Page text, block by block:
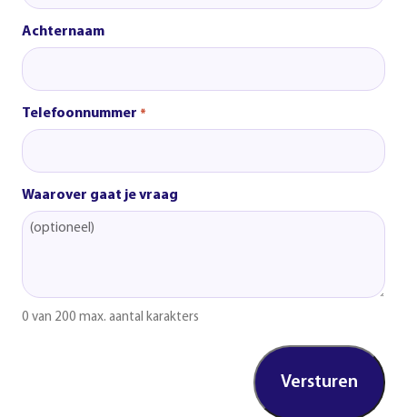
Achternaam
Telefoonnummer *
Waarover gaat je vraag
0 van 200 max. aantal karakters